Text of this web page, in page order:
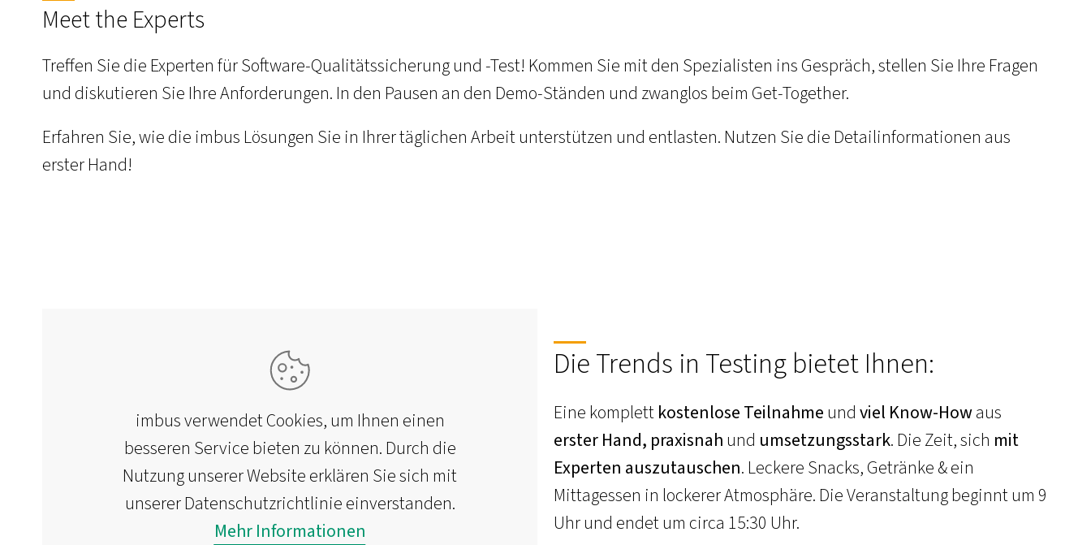
Meet the Experts
Treffen Sie die Experten für Software-Qualitätssicherung und -Test! Kommen Sie mit den Spezialisten ins Gespräch, stellen Sie Ihre Fragen
und diskutieren Sie Ihre Anforderungen. In den Pausen an den Demo-Ständen und zwanglos beim Get-Together.
Erfahren Sie, wie die imbus Lösungen Sie in Ihrer täglichen Arbeit unterstützen und entlasten. Nutzen Sie die Detailinformationen aus
erster Hand!
imbus verwendet Cookies, um Ihnen einen
besseren Service bieten zu können. Durch die
Nutzung unserer Website erklären Sie sich mit
unserer Datenschutzrichtlinie einverstanden.
Mehr Informationen
Die Trends in Testing bietet Ihnen:
Eine komplettkostenlose Teilnahmeundviel Know-Howaus
erster Hand, praxisnahund umsetzungsstark. Die Zeit, sich mit
Experten auszutauschen. Leckere Snacks, Getränke & ein
Mittagessen in lockerer Atmosphäre. Die Veranstaltung beginnt um 9
Uhr und endet um circa 15:30 Uhr.